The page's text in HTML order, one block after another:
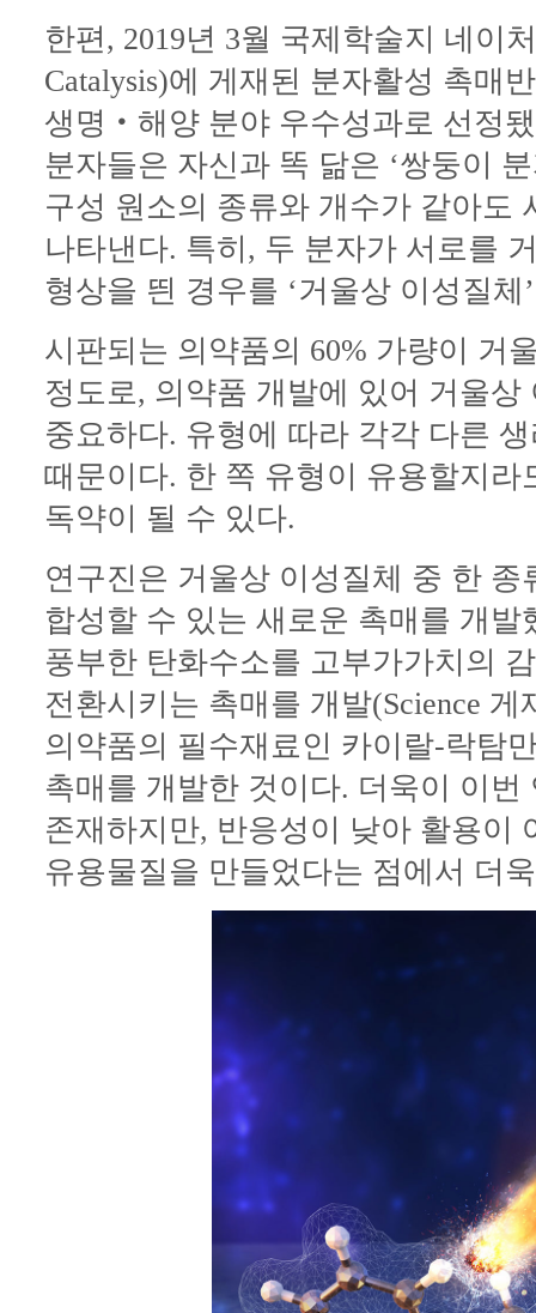
한편, 2019년 3월 국제학술지 네이
Catalysis)에 게재된 분자활성 촉매
생명‧해양 분야 우수성과로 선정
분자들은 자신과 똑 닮은 ‘쌍둥이
구성 원소의 종류와 개수가 같아도
나타낸다. 특히, 두 분자가 서로를
형상을 띈 경우를 ‘거울상 이성질체
시판되는 의약품의 60% 가량이 거
정도로, 의약품 개발에 있어 거울
중요하다. 유형에 따라 각각 다른
때문이다. 한 쪽 유형이 유용할지
독약이 될 수 있다.
연구진은 거울상 이성질체 중 한
합성할 수 있는 새로운 촉매를 개발
풍부한 탄화수소를 고부가가치의
전환시키는 촉매를 개발(Science
의약품의 필수재료인 카이랄-락탐
촉매를 개발한 것이다. 더욱이 이
존재하지만, 반응성이 낮아 활용이
유용물질을 만들었다는 점에서 더